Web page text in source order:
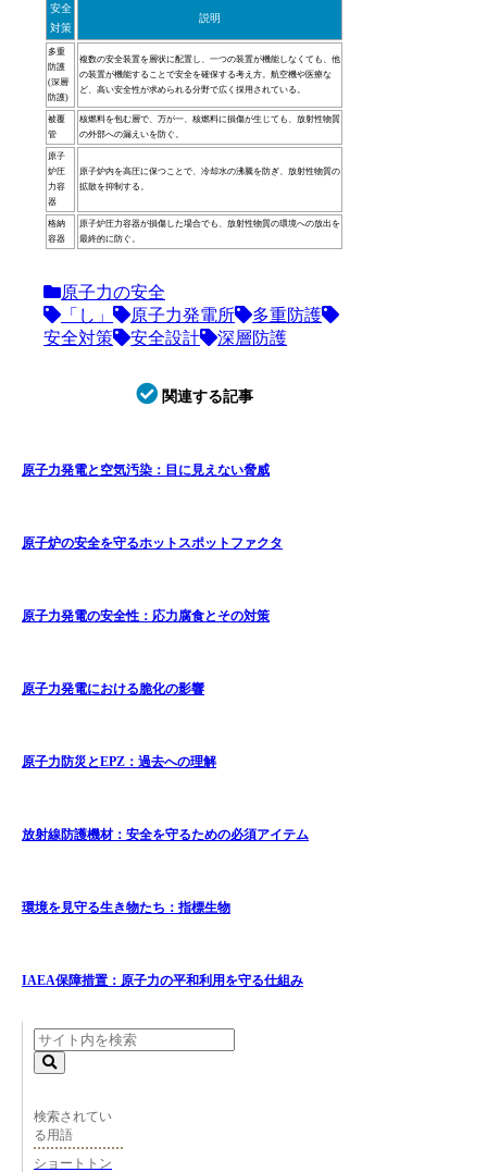
安全
対策
説明
多重
防護
(深層
防護)
複数の安全装置を層状に配置し、一つの装置が機能しなくても、他
の装置が機能することで安全を確保する考え方。航空機や医療な
ど、高い安全性が求められる分野で広く採用されている。
被覆
管
核燃料を包む層で、万が一、核燃料に損傷が生じても、放射性物質
の外部への漏えいを防ぐ。
原子
炉圧
力容
器
原子炉内を高圧に保つことで、冷却水の沸騰を防ぎ、放射性物質の
拡散を抑制する。
格納
容器
原子炉圧力容器が損傷した場合でも、放射性物質の環境への放出を
最終的に防ぐ。
原子力の安全
「し」
原子力発電所
多重防護
安全対策
安全設計 深層防護
関連する記事
原子力発電と空気汚染：目に見えない脅威
原子炉の安全を守るホットスポットファクタ
原子力発電の安全性：応力腐食とその対策
原子力発電における脆化の影響
原子力防災とEPZ：過去への理解
放射線防護機材：安全を守るための必須アイテム
環境を見守る生き物たち：指標生物
IAEA保障措置：原子力の平和利用を守る仕組み
検索されてい
る用語
ショートトン